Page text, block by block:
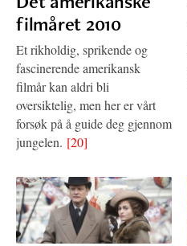
filmåret 2010
Et rikholdig, sprikende og
fascinerende amerikansk
filmår kan aldri bli
oversiktelig, men her er vårt
forsøk på å guide deg gjennom
jungelen. [20]